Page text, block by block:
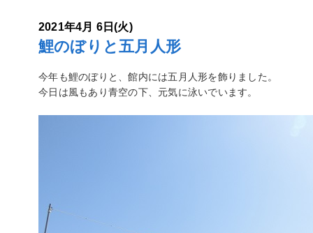
2021年4月 6日(火)
鯉のぼりと五月人形
今年も鯉のぼりと、館内には五月人形を飾りました。
今日は風もあり青空の下、元気に泳いでいます。